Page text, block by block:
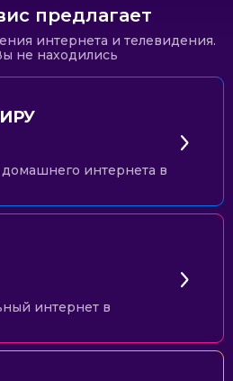
предлагает
интернета и телевидения.
не находились
интернета в
интернет в